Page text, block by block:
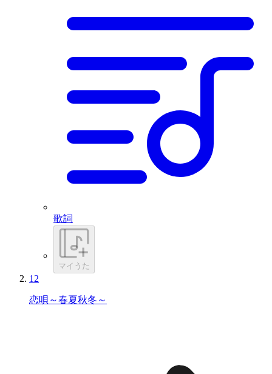
歌詞
マイうた
12
恋唄～春夏秋冬～